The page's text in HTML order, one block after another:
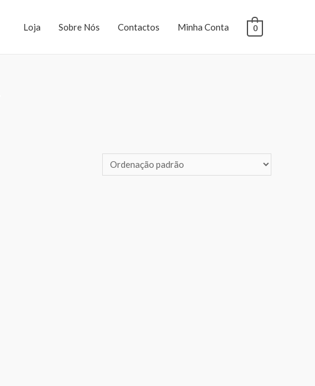
Loja Sobre Nós Contactos Minha Conta 0